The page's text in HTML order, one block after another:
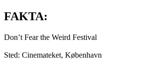
FAKTA:
Don’t Fear the Weird Festival
Sted: Cinemateket, København